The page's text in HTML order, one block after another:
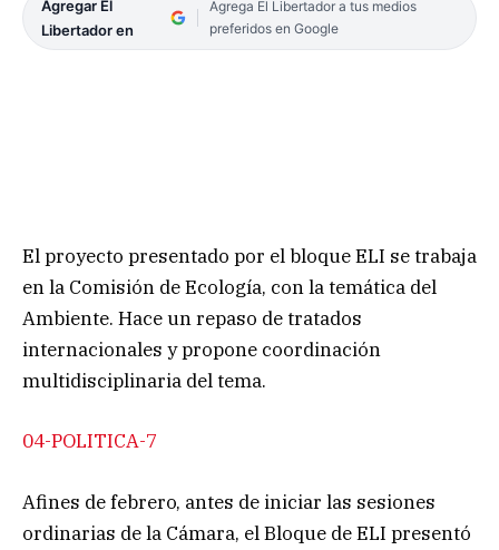
Agregar El
Libertador en
Agrega El Libertador a tus medios
preferidos en Google
El proyecto presentado por el bloque ELI se trabaja
en la Comisión de Ecología, con la temática del
Ambiente. Hace un repaso de tratados
internacionales y propone coordinación
multidisciplinaria del tema.
04-POLITICA-7
Afines de febrero, antes de iniciar las sesiones
ordinarias de la Cámara, el Bloque de ELI presentó